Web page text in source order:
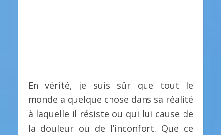
En vérité, je suis sûr que tout le
monde a quelque chose dans sa réalité
à laquelle il résiste ou qui lui cause de
la douleur ou de l’inconfort. Que ce